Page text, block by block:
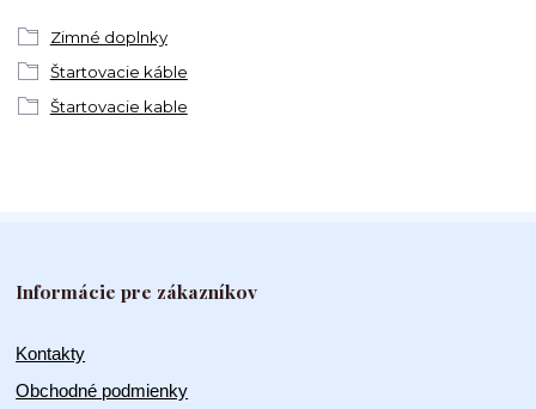
Zimné doplnky
Štartovacie káble
Štartovacie kable
Informácie pre zákazníkov
Kontakty
Obchodné podmienky